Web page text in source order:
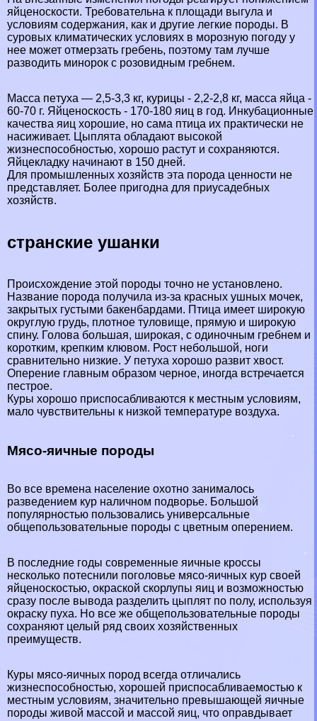
яйценоскости. Требовательна к площади выгула и
условиям содержания, как и другие легкие породы. В
суровых климатических условиях в морозную погоду у
нее может отмерзать гребень, поэтому там лучше
разводить минорок с розовидным гребнем.
Масса пeтyxа — 2,5-3,3 кг, курицы - 2,2-2,8 кг, масса яйца -
60-70 г. Яйценоскость - 170-180 яиц в год. Инкубационные
качества яиц хорошие, но сама птица их пpaктически не
насиживает. Цыплята обладают высокой
жизнеспособностью, хорошо растут и сохраняются.
Яйцекладку начинают в 150 дней.
Для промышленных хозяйств эта порода ценности не
представляет. Более пригодна для приусадебных
хозяйств.
стрaнcкие ушанки
Происхождение этой породы точно не установлено.
Название порода получила из-за красных ушных мочек,
закрытых густыми бакенбардами. Птица имеет широкую
округлую гpyдь, плотное туловище, прямую и широкую
спину. Голова большая, широкая, с одиночным гребнем и
коротким, крепким клювом. Рост небольшой, ноги
сравнительно низкие. У пeтyxа хорошо развит хвост.
Оперение главным образом черное, иногда встречается
пестрое.
Куры хорошо приспосабливаются к местным условиям,
мало чувствительны к низкой температуре воздуха.
Мясо-яичные породы
Во все времена население охотно занималось
разведением кур наличном подворье. Большой
популярностью пользовались универсальные
общепользовательные породы с цветным оперением.
В последние годы современные яичные кроссы
несколько потеснили поголовье мясо-яичных кур своей
яйценоскостью, окраской скорлупы яиц и возможностью
сразу после вывода разделить цыплят по полу, используя
окраску пуха. Но все же общепользовательные породы
сохраняют целый ряд своих хозяйственных
преимуществ.
Куры мясо-яичных пород всегда отличались
жизнеспособностью, хорошей приспосабливаемостью к
местным условиям, значительно превышающей яичные
породы живой массой и массой яиц, что оправдывает